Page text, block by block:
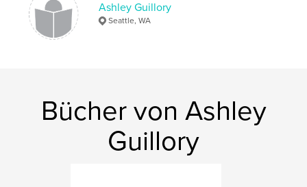
Ashley Guillory
Seattle, WA
Bücher von Ashley
Guillory